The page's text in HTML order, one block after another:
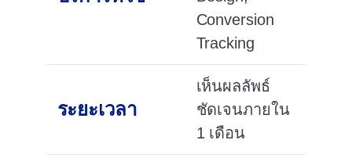
Conversion
Tracking
ระยะเวลา
เห็นผลลัพธ์
ชัดเจนภายใน
1 เดือน